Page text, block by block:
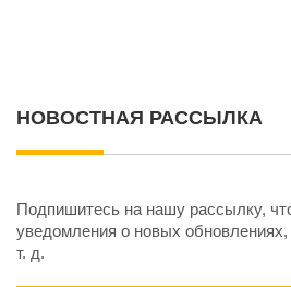
НОВОСТНАЯ РАССЫЛКА
Подпишитесь на нашу рассылку,
уведомления о новых
т. д.